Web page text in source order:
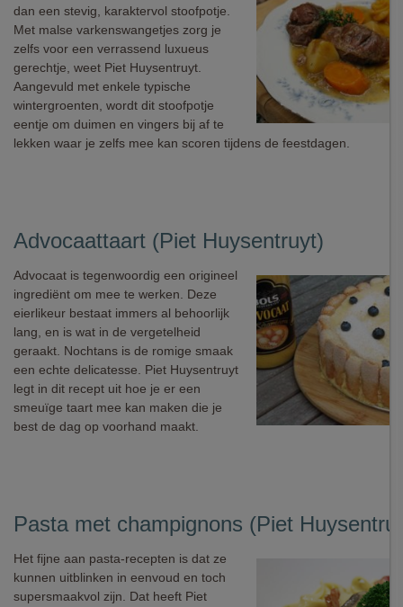
dan een stevig, karaktervol stoofpotje.
Met malse varkenswangetjes zorg je
zelfs voor een verrassend luxueus
gerechtje, weet Piet Huysentruyt.
Aangevuld met enkele typische
wintergroenten, wordt dit stoofpotje
eentje om duimen en vingers bij af te
lekken waar je zelfs mee kan scoren tijdens de feestdagen.
Advocaattaart (Piet Huysentruyt)
Advocaat is tegenwoordig een origineel
ingrediënt om mee te werken. Deze
eierlikeur bestaat immers al behoorlijk
lang, en is wat in de vergetelheid
geraakt. Nochtans is de romige smaak
een echte delicatesse. Piet Huysentruyt
legt in dit recept uit hoe je er een
smeuïge taart mee kan maken die je
best de dag op voorhand maakt.
Pasta met champignons (Piet
Het fijne aan pasta-recepten is dat ze
kunnen uitblinken in eenvoud en toch
supersmaakvol zijn. Dat heeft Piet